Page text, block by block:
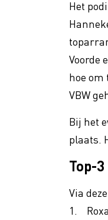
Het
Voorde
hoe om
VBW
Bij het
plaats.
Top-
Via
1.